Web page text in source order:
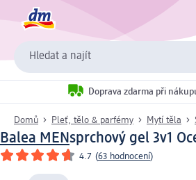
Hledat a najít
Doprava zdarma při
Domů Pleť, tělo & parfémy Mytí těla
Balea MENsprchový gel 3v1
4.7 (63 hodnocení)